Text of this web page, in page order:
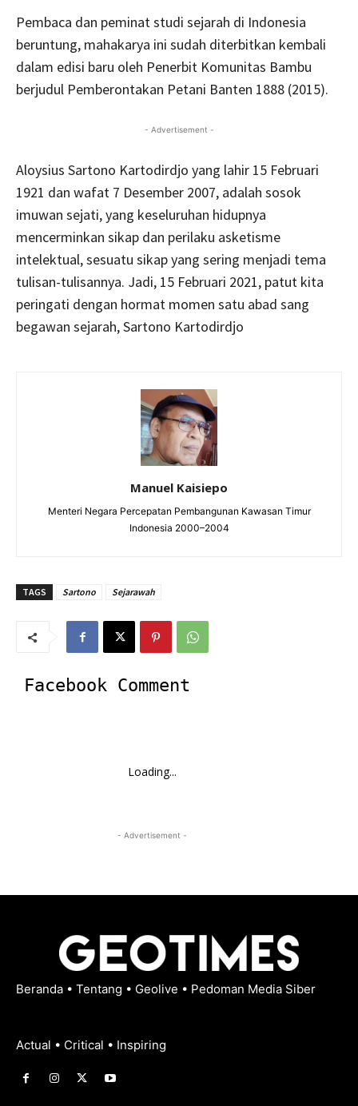
Pembaca dan peminat studi sejarah di Indonesia
beruntung, mahakarya ini sudah diterbitkan kembali
dalam edisi baru oleh Penerbit Komunitas Bambu
berjudul Pemberontakan Petani Banten 1888 (2015).
- Advertisement -
Aloysius Sartono Kartodirdjo yang lahir 15 Februari
1921 dan wafat 7 Desember 2007, adalah sosok
imuwan sejati, yang keseluruhan hidupnya
mencerminkan sikap dan perilaku asketisme
intelektual, sesuatu sikap yang sering menjadi tema
tulisan-tulisannya. Jadi, 15 Februari 2021, patut kita
peringati dengan hormat momen satu abad sang
begawan sejarah, Sartono Kartodirdjo
Manuel Kaisiepo
Menteri Negara Percepatan Pembangunan Kawasan Timur
Indonesia 2000–2004
TAGS Sartono Sejarawah
Facebook Comment
Loading...
- Advertisement -
Beranda • Tentang • Geolive • Pedoman Media Siber
Actual • Critical • Inspiring